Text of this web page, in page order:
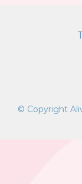
© Copyright